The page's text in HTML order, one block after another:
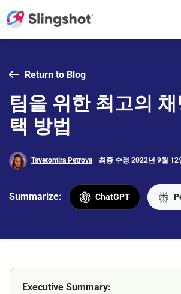
Return to Blog
팀을 위한 최고의
택 방법
Tsvetomira Petrova 최종 수정 2022년 9월 12
Summarize: ChatGPT
Executive Summary: